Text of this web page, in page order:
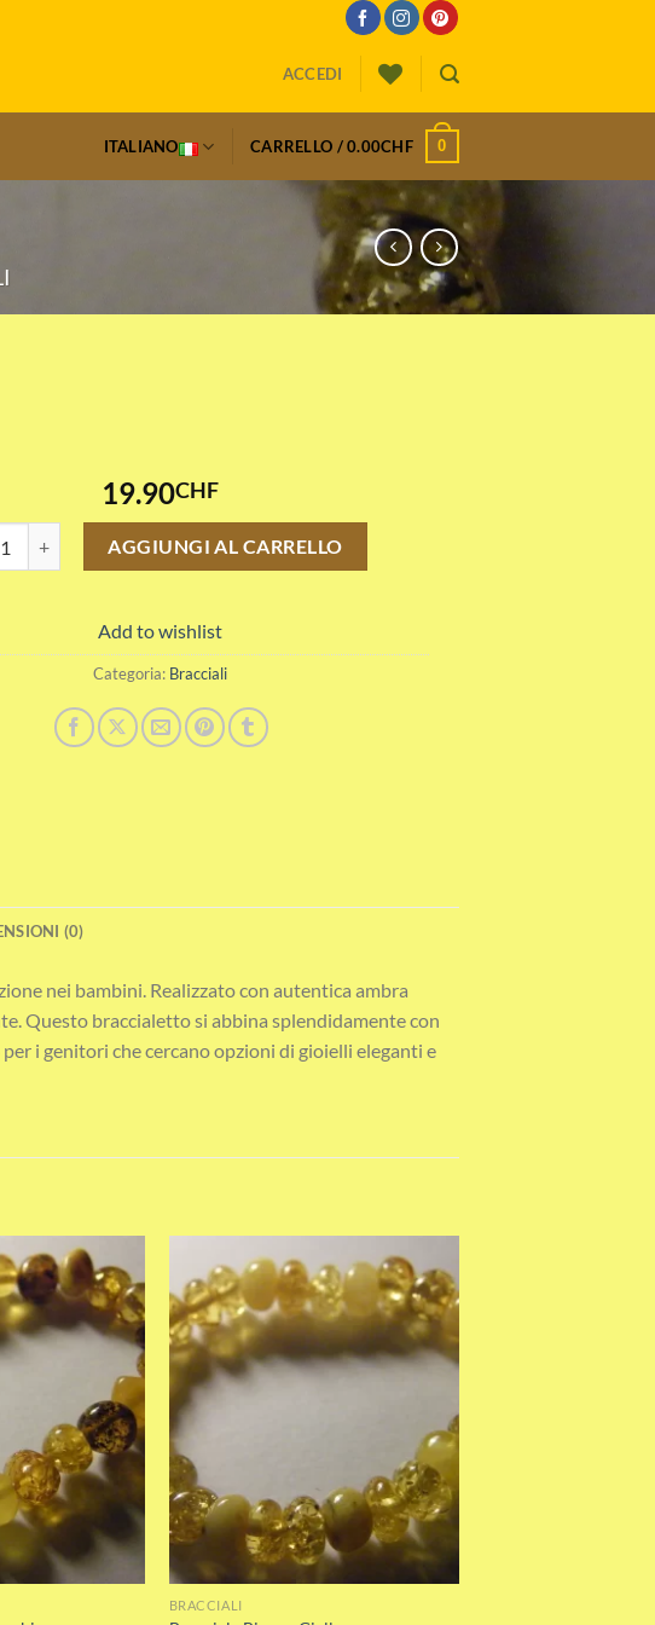
ACCEDI
ITALIANO CARRELLO /0.00CHF 0
19.90CHF
AGGIUNGI AL CARRELLO
Add to wishlist
Categoria: Bracciali
(0)
nei bambini. Realizzato con autentica ambra
Questo braccialetto si abbina splendidamente con
i genitori che cercano opzioni di gioielli eleganti e
Add to wishlist Add to wishlist
BRACCIALI